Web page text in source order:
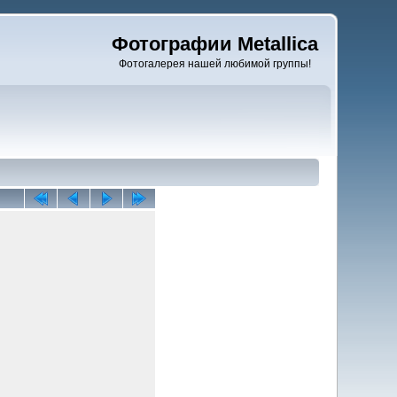
Фотографии Metallica
Фотогалерея нашей любимой группы!